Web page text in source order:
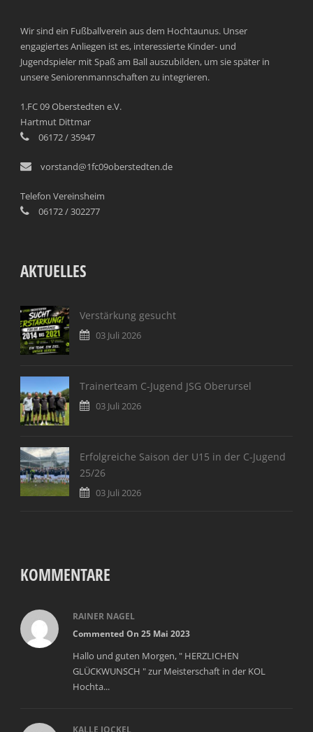
Wir sind ein Fußballverein aus dem Hochtaunus. Unser
engagiertes Anliegen ist es, interessierte Kinder- und
Jugendspieler mit Spaß am Ball auszubilden, um sie später in
unsere Seniorenmannschaften zu integrieren.
1.FC 09 Oberstedten e.V.
Hartmut Dittmar
06172 / 35947
vorstand@1fc09oberstedten.de
Telefon Vereinsheim
06172 / 302277
AKTUELLES
Verstärkung gesucht
03 Juli 2026
Trainerteam C-Jugend JSG Oberursel
03 Juli 2026
Erfolgreiche Saison der U15 in der C-Jugend
25/26
03 Juli 2026
KOMMENTARE
RAINER NAGEL
Commented On 25 Mai 2023
Hallo und guten Morgen, " HERZLICHEN
GLÜCKWUNSCH " zur Meisterschaft in der KOL
Hochta...
KALLE JOCKEL